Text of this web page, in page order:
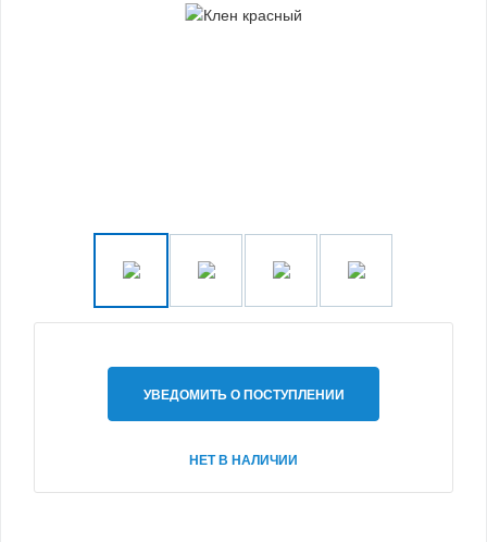
УВЕДОМИТЬ О ПОСТУПЛЕНИИ
НЕТ В НАЛИЧИИ